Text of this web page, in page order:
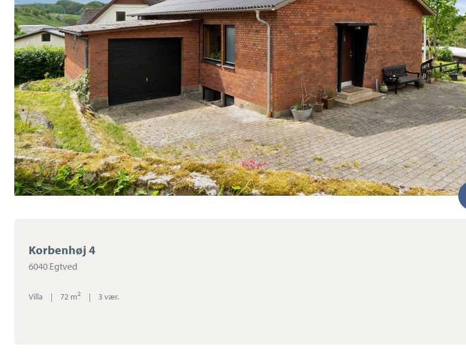
Korbenhøj 4
6040 Egtved
Villa | 72 m2 | 3 vær.